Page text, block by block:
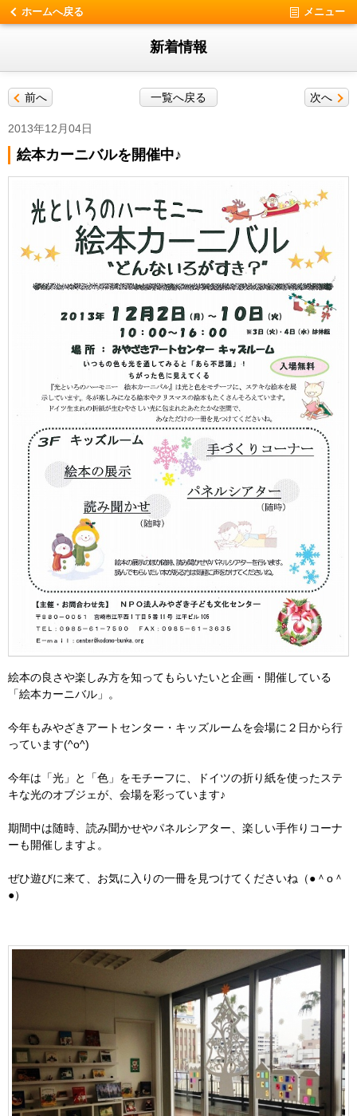
ホームへ戻る メニュー
新着情報
次へ
前へ 一覧へ戻る
2013年12月04日
絵本カーニバルを開催中♪
絵本の良さや楽しみ方を知ってもらいたいと企画・開催している
「絵本カーニバル」。
今年もみやざきアートセンター・キッズルームを会場に２日から行
っています(^o^)
今年は「光」と「色」をモチーフに、ドイツの折り紙を使ったステ
キな光のオブジェが、会場を彩っています♪
期間中は随時、読み聞かせやパネルシアター、楽しい手作りコーナ
ーも開催しますよ。
ぜひ遊びに来て、お気に入りの一冊を見つけてくださいね（●＾o＾
●）